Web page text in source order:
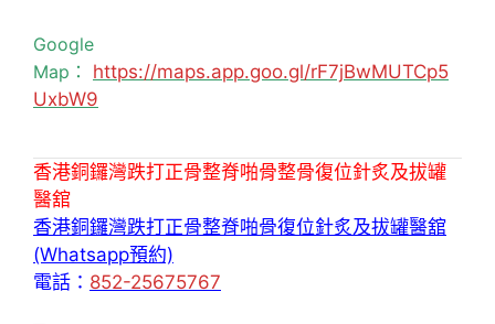
Google
Map： https://maps.app.goo.gl/rF7jBwMUTCp5
UxbW9
香港銅鑼灣跌打正骨整脊啪骨整骨復位針炙及拔罐
醫舘
香港銅鑼灣跌打正骨整脊啪骨復位針炙及拔罐醫舘
(Whatsapp預約)
電話： 852-25675767